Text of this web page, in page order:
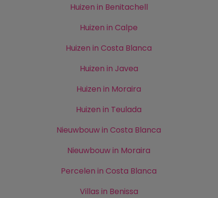
Huizen in Benitachell
Huizen in Calpe
Huizen in Costa Blanca
Huizen in Javea
Huizen in Moraira
Huizen in Teulada
Nieuwbouw in Costa Blanca
Nieuwbouw in Moraira
Percelen in Costa Blanca
Villas in Benissa